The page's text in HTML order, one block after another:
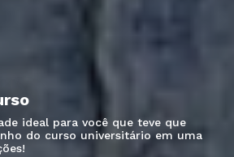
ideal para você que teve que
do curso universitário em uma